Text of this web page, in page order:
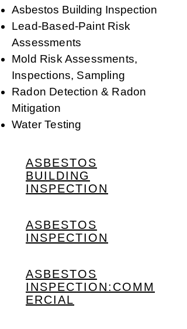
Asbestos Building Inspection
Lead-Based-Paint Risk
Assessments
Mold Risk Assessments,
Inspections, Sampling
Radon Detection & Radon
Mitigation
Water Testing
ASBESTOS
BUILDING
INSPECTION
ASBESTOS
INSPECTION
ASBESTOS
INSPECTION:COMM
ERCIAL